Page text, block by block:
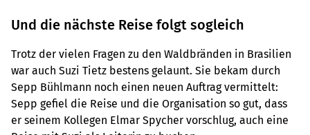
Und die nächste Reise folgt sogleich
Trotz der vielen Fragen zu den Waldbränden in Brasilien
war auch Suzi Tietz bestens gelaunt. Sie bekam durch
Sepp Bühlmann noch einen neuen Auftrag vermittelt:
Sepp gefiel die Reise und die Organisation so gut, dass
er seinem Kollegen Elmar Spycher vorschlug, auch eine